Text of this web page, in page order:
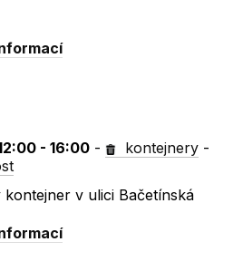
- 16:00 - kontejnery -
kontejner v ulici Bačetínská